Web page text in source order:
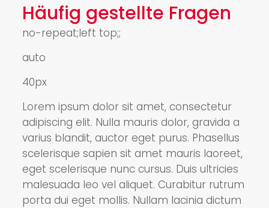
Häufig gestellte Fragen
no-repeat;left top;;
auto
40px
Lorem ipsum dolor sit amet, consectetur
adipiscing elit. Nulla mauris dolor, gravida a
varius blandit, auctor eget purus. Phasellus
scelerisque sapien sit amet mauris laoreet,
eget scelerisque nunc cursus. Duis ultricies
malesuada leo vel aliquet. Curabitur rutrum
porta dui eget mollis. Nullam lacinia dictum